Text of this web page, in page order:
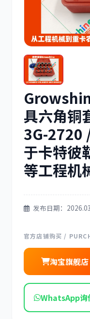
日立
洋马
现代
具六角铜
3G-2720
于卡特彼
等工程机
发布日期：
官方店铺购买 /
淘宝旗舰店
WhatsApp询